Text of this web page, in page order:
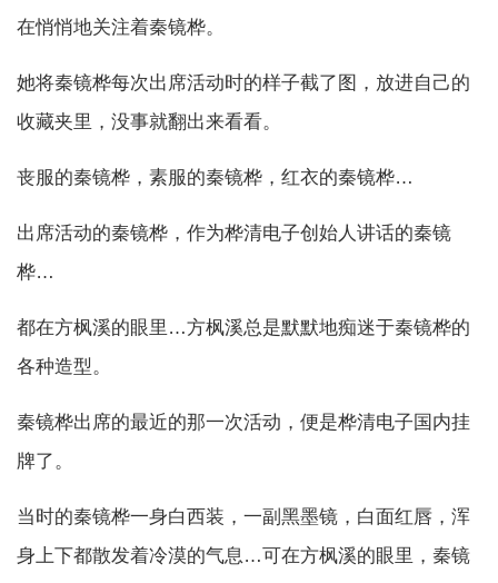
在悄悄地关注着秦镜桦。
她将秦镜桦每次出席活动时的样子截了图，放进自己的
收藏夹里，没事就翻出来看看。
丧服的秦镜桦，素服的秦镜桦，红衣的秦镜桦…
出席活动的秦镜桦，作为桦清电子创始人讲话的秦镜
桦…
都在方枫溪的眼里…方枫溪总是默默地痴迷于秦镜桦的
各种造型。
秦镜桦出席的最近的那一次活动，便是桦清电子国内挂
牌了。
当时的秦镜桦一身白西装，一副黑墨镜，白面红唇，浑
身上下都散发着冷漠的气息…可在方枫溪的眼里，秦镜